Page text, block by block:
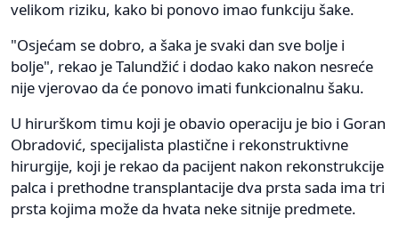
velikom riziku, kako bi ponovo imao funkciju šake.
"Osjećam se dobro, a šaka je svaki dan sve bolje i
bolje", rekao je Talundžić i dodao kako nakon nesreće
nije vjerovao da će ponovo imati funkcionalnu šaku.
U hirurškom timu koji je obavio operaciju je bio i Goran
Obradović, specijalista plastične i rekonstruktivne
hirurgije, koji je rekao da pacijent nakon rekonstrukcije
palca i prethodne transplantacije dva prsta sada ima tri
prsta kojima može da hvata neke sitnije predmete.